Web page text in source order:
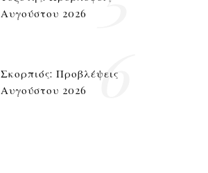
Αυγούστου 2026
Σκορπιός: Προβλέψεις
Αυγούστου 2026
6